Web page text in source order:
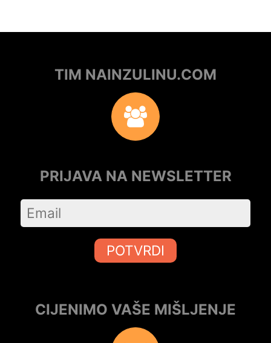
TIM NAINZULINU.COM
PRIJAVA NA NEWSLETTER
POTVRDI
CIJENIMO VAŠE MIŠLJENJE